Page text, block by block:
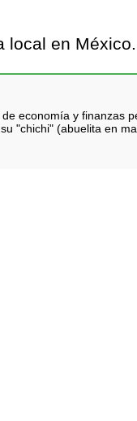
local en México.
economía y finanzas
"chichi" (abuelita en